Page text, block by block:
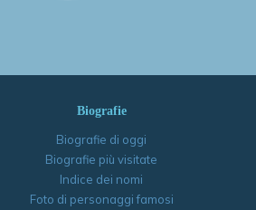
Biografie
Biografie di oggi
Biografie più visitate
Indice dei nomi
Foto di personaggi famosi